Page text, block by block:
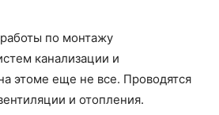
по монтажу
канализации и
этоме еще не все. Проводятся
и отопления.